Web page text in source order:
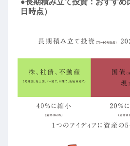
●長期積み立て投資：おすすめ
日時点）